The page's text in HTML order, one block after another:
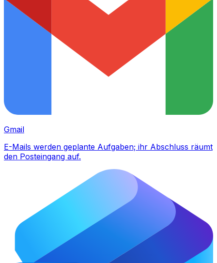
Gmail
E-Mails werden geplante Aufgaben; ihr Abschluss räumt
den Posteingang auf.